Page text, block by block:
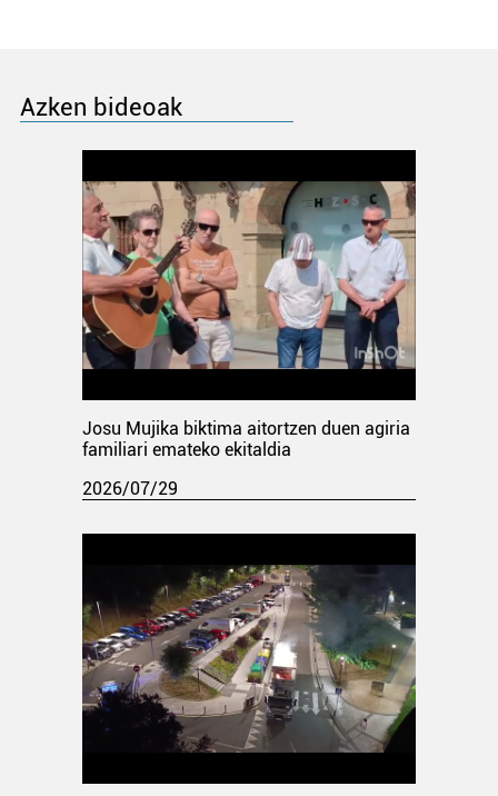
Azken bideoak
Josu Mujika biktima aitortzen duen agiria
familiari emateko ekitaldia
2026/07/29